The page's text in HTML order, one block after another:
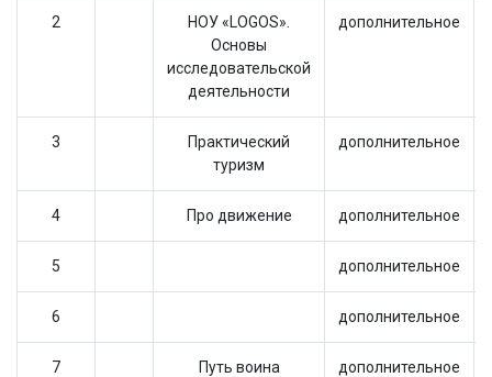
2
НОУ «LOGOS».
Основы
исследовательской
деятельности
дополнительное
3
Практический
туризм
дополнительное
4 Про движение дополнительное
5 дополнительное
6 дополнительное
7 Путь воина дополнительное